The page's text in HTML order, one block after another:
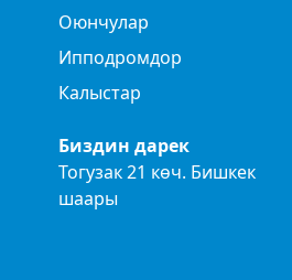
Оюнчулар
Ипподромдор
Калыстар
Биздин дарек
Тогузак 21 көч. Бишкек
шаары